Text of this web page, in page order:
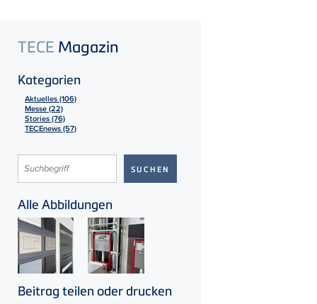
TECE Magazin
Kategorien
Aktuelles (106)
Messe (22)
Stories (76)
TECEnews (57)
Alle Abbildungen
Beitrag teilen oder drucken